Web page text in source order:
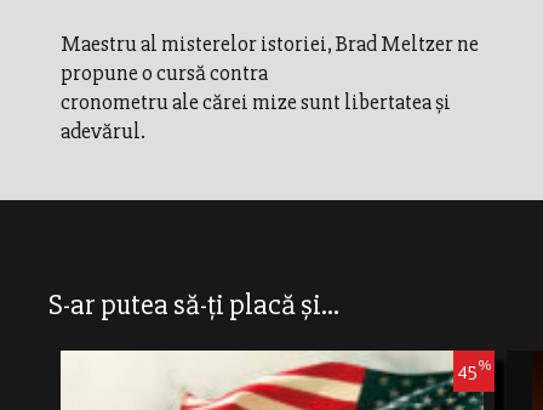
Maestru al misterelor istoriei, Brad Meltzer ne
propune o cursă contra
cronometru ale cărei mize sunt libertatea şi
adevărul.
S-ar putea să-ți placă și...
45%